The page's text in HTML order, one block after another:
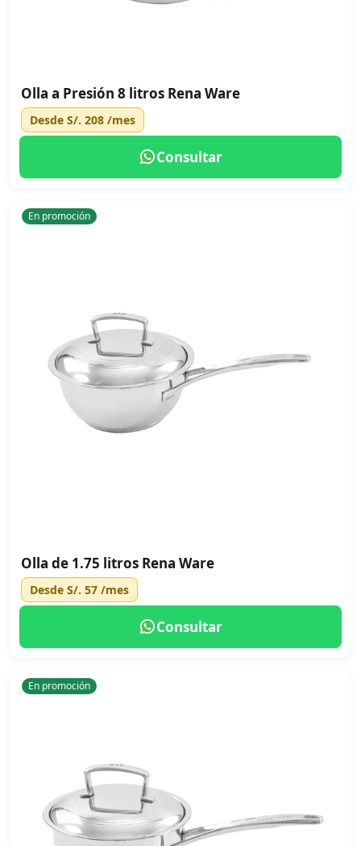
Olla a Presión 8 litros Rena Ware
Desde S/. 208 /mes
Consultar
En promoción
Olla de 1.75 litros Rena Ware
Desde S/. 57 /mes
Consultar
En promoción